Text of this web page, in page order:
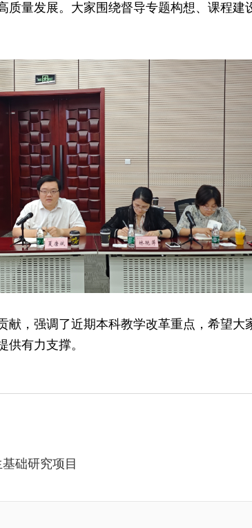
量发展。大家围绕督导专题构想、课程
，强调了近期本科教学改革重点，希望
有力支撑。
础研究项目